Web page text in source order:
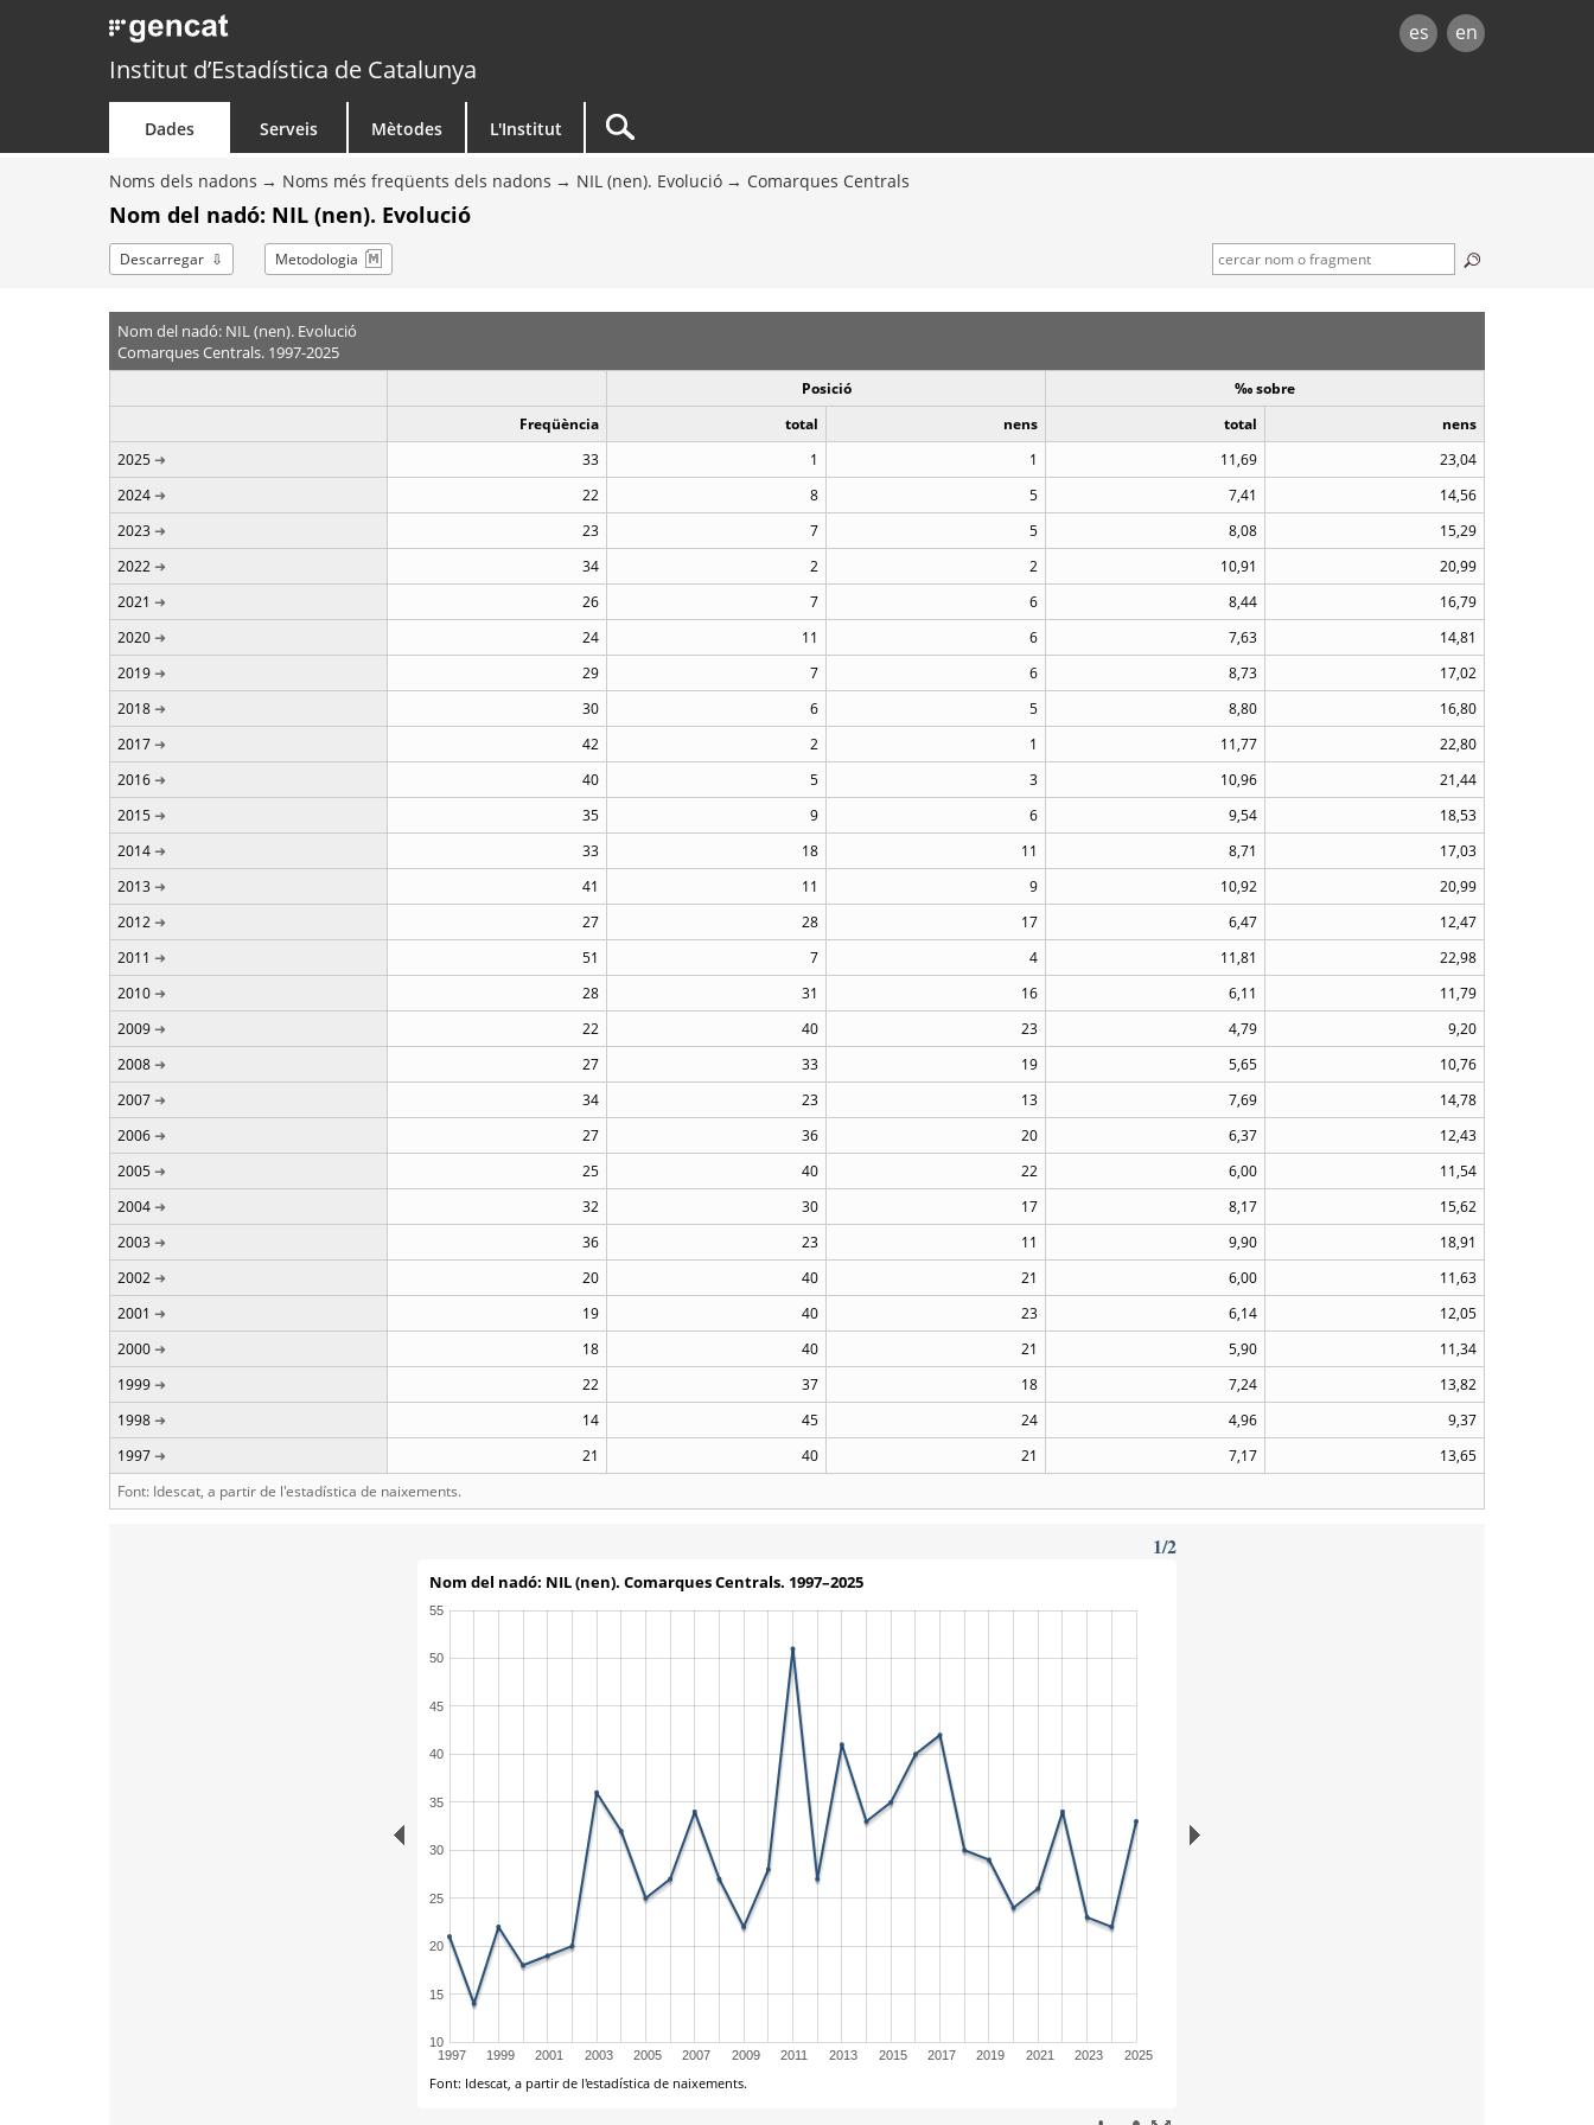
es en
Institut d’Estadística de Catalunya
Dades Serveis Mètodes L'Institut
Noms dels nadons Noms més freqüents dels nadons NIL (nen). Evolució Comarques Centrals
Nom del nadó: NIL (nen). Evolució
Descarregar Metodologia
Nom del nadó: NIL (nen). Evolució
Comarques Centrals. 1997-2025
Posició
‰ sobre
Freqüència
total nens total
nens
2025
33 1 1 11,69
23,04
2024
22 8 5 7,41
14,56
2023
23 7 5 8,08
15,29
2022
34 2 2 10,91
20,99
2021
26 7 6 8,44
16,79
2020
24 11 6 7,63
14,81
2019
29 7 6 8,73
17,02
2018
30 6 5 8,80
16,80
2017
42 2 1 11,77
22,80
2016
40 5 3 10,96
21,44
2015
35 9 6 9,54
18,53
2014
33 18 11 8,71
17,03
2013
41 11 9 10,92
20,99
2012
27 28 17 6,47
12,47
2011
51 7 4 11,81
22,98
2010
28 31 16 6,11
11,79
2009
22 40 23 4,79
9,20
2008
27 33 19 5,65
10,76
2007
34 23 13 7,69
14,78
2006
27 36 20 6,37
12,43
2005
25 40 22 6,00
11,54
2004
32 30 17 8,17
15,62
2003
36 23 11 9,90
18,91
2002
20 40 21 6,00
11,63
2001
19 40 23 6,14
12,05
2000
18 40 21 5,90
11,34
1999
22 37 18 7,24
13,82
1998
14 45 24 4,96
9,37
1997
21 40 21 7,17
13,65
Font: Idescat, a partir de l'estadística de naixements.